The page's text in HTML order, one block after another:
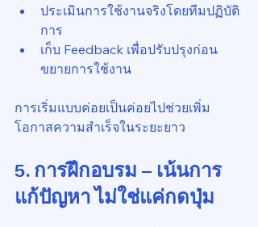
ประเมินการใช้งานจริงโดยทีมปฏิบัติ
การ
เก็บ Feedback เพื่อปรับปรุงก่อน
ขยายการใช้งาน
การเริ่มแบบค่อยเป็นค่อยไปช่วยเพิ่ม
โอกาสความสำเร็จในระยะยาว
5. การฝึกอบรม – เน้นการ
แก้ปัญหา ไม่ใช่แค่กดปุ่ม